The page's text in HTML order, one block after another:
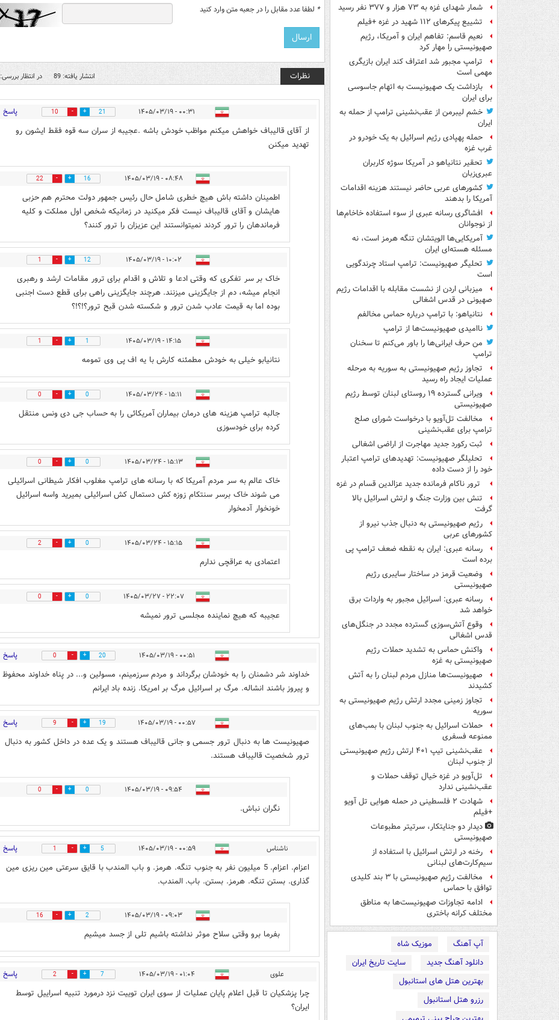
شمار شهدای غزه به ۷۳ هزار و ۳۷۷ نفر رسید
تشییع پیکرهای ۱۱۲ شهید در غزه +فیلم
نعیم قاسم: تفاهم ایران و آمریکا، رژیم
صهیونیستی را مهار کرد
ترامپ مجبور شد اعتراف کند ایران بازیگری
مهمی است
بازداشت یک صهیونیست به اتهام جاسوسی
برای ایران
خشم لیبرمن از عقب‌نشینی ترامپ از حمله به
ایران
حمله پهپادی رژیم اسرائیل به یک خودرو در
غرب غزه
تحقیر نتانیاهو در آمریکا سوژه کاربران
عبری‌زبان
کشورهای عربی حاضر نیستند هزینه اقدامات
آمریکا را بدهند
افشاگری رسانه عبری از سوء استفاده خاخام‌ها
از نوجوانان
آمریکایی‌ها الویتشان تنگه هرمز است، نه
مسئله هسته‌ای ایران
تحلیگر صهیونیست: ترامپ استاد چرندگویی
است
میزبانی اردن از نشست مقابله با اقدامات رژیم
صهیونی در قدس اشغالی
نتانیاهو: با ترامپ درباره حماس مخالفم
ناامیدی صهیونیست‌ها از ترامپ
من حرف ایرانی‌ها را باور می‌کنم تا سخنان
ترامپ
تجاوز رژیم صهیونیستی به سوریه به مرحله
عملیات ایجاد راه رسید
ویرانی گسترده ۱۹ روستای لبنان توسط رژیم
صهیونیستی
مخالفت تل‌آویو با درخواست شورای صلح
ترامپ برای عقب‌نشینی
ثبت رکورد جدید مهاجرت از اراضی اشغالی
تحلیلگر صهیونیست: تهدیدهای ترامپ اعتبار
خود را از دست داده
ترور ناکام فرمانده جدید عزالدین قسام در غزه
تنش بین وزارت جنگ و ارتش اسرائیل بالا
گرفت
رژیم صهیونیستی به دنبال جذب نیرو از
کشورهای عربی
رسانه عبری: ایران به نقطه ضعف ترامپ پی
برده است
وضعیت قرمز در ساختار سایبری رژیم
صهیونیستی
رسانه عبری: اسرائیل مجبور به واردات برق
خواهد شد
وقوع آتش‌سوزی گسترده مجدد در جنگل‌های
قدس اشغالی
واکنش حماس به تشدید حملات رژیم
صهیونیستی به غزه
صهیونیست‌ها منازل مردم لبنان را به ‌آتش
کشیدند
تجاوز زمینی مجدد ارتش رژیم صهیونیستی به
سوریه
حملات اسرائیل به جنوب لبنان با بمب‌های
ممنوعه فسفری
عقب‌نشینی تیپ ۴۰۱ ارتش رژیم صهیونیستی
از جنوب لبنان
تل‌آویو در غزه خیال توقف حملات و
عقب‌نشینی ندارد
شهادت ۲ فلسطینی در حمله هوایی تل آویو
+فیلم
دیدار دو جنایتکار،‌ سرتیتر مطبوعات
صهیونیستی
رخنه در ارتش اسرائیل با استفاده از
سیم‌کارت‌های لبنانی
مخالفت رژیم صهیونیستی با ۳ بند کلیدی
توافق با حماس
ادامه تجاوزات صهیونیست‌ها به مناطق
مختلف کرانه باختری
آپ آهنگ
موزیک شاه
دانلود آهنگ جدید
سایت تاریخ ایران
بهترین هتل های استانبول
رزرو هتل استانبول
* لطفا عدد مقابل را در جعبه متن وارد کنید
نظرات انتشار یافته: 89 در انتظار بررسی: 0
۰۰:۳۱ - ۱۴۰۵/۰۳/۱۹ 21
10 پاسخ
از آقای قالیباف خواهش میکنم مواظب خودش باشه .عجیبه از سران سه قوه فقط ایشون رو
تهدید میکنن
۰۸:۴۸ - ۱۴۰۵/۰۳/۱۹ 16
22
اطمینان داشته باش هیچ خطری شامل حال رئیس جمهور دولت محترم هم حزبی
هایشان و آقای قالیباف نیست فکر میکنید در زمانیکه شخص اول مملکت و کلیه
فرماندهان را ترور کردند نمیتوانستند این عزیزان را ترور کنند؟
۱۰:۰۲ - ۱۴۰۵/۰۳/۱۹ 12
1
خاک بر سر تفکری که وقتی ادعا و تلاش و اقدام برای ترور مقامات ارشد و رهبری
انجام میشه، دم از جایگزینی میزنند. هرچند جایگزینی راهی برای قطع دست اجنبی
بوده اما به قیمت عادب شدن ترور و شکسته شدن قبح ترور؟!؟!؟
۱۴:۱۵ - ۱۴۰۵/۰۳/۱۹ 1
1
نتانیابو خیلی به خودش مطمئنه کارش با یه اف پی وی تمومه
۱۵:۱۱ - ۱۴۰۵/۰۳/۲۴ 0
0
جالبه ترامپ هزینه های درمان بیماران آمریکائی را به حساب جی دی ونس منتقل
کرده برای خودسوزی
۱۵:۱۳ - ۱۴۰۵/۰۳/۲۴ 0
0
خاک عالم به سر مردم آمریکا که با رسانه های ترامپ مغلوب افکار شیطانی اسرائیلی
می شوند خاک برسر سنتکام زوزه کش دستمال کش اسرائیلی بمیرید واسه اسرائیل
خونخوار آدمخوار
۱۵:۱۵ - ۱۴۰۵/۰۳/۲۴ 0
2
اعتمادی به عراقچی ندارم
۲۲:۰۷ - ۱۴۰۵/۰۳/۲۷ 0
0
عجیبه که هیچ نماینده مجلسی ترور نمیشه
۰۰:۵۱ - ۱۴۰۵/۰۳/۱۹ 20
0 پاسخ
خداوند شر دشمنان را به خودشان برگرداند و مردم سرزمینم، مسولین و... در پناه خداوند محفوظ
و پیروز باشند انشاله. مرگ بر اسرائیل مرگ بر امریکا. زنده باد ایرانم
۰۰:۵۷ - ۱۴۰۵/۰۳/۱۹ 19
9 پاسخ
صهیونیست ها به دنبال ترور جسمی و جانی قالیباف هستند و یک عده در داخل کشور به دنبال
ترور شخصیت قالیباف هستند.
۰۹:۵۴ - ۱۴۰۵/۰۳/۱۹ 0
0
نگران نباش.
ناشناس ۰۰:۵۹ - ۱۴۰۵/۰۳/۱۹ 5
1 پاسخ
اعزام. اعزام. 5 میلیون نفر به جنوب تنگه. هرمز. و باب المندب با قایق سرعتی مین ریزی مین
گذاری. بستن تنگه. هرمز. بستن. باب. المندب.
۰۹:۰۳ - ۱۴۰۵/۰۳/۱۹ 2
16
بفرما برو وقتی سلاح موثر نداشته باشیم تلی از جسد میشیم
علوی ۰۱:۰۴ - ۱۴۰۵/۰۳/۱۹ 7
2 پاسخ
چرا پزشکیان تا قبل اعلام پایان عملیات از سوی ایران توییت نزد درمورد تنبیه اسراییل توسط
ایران؟